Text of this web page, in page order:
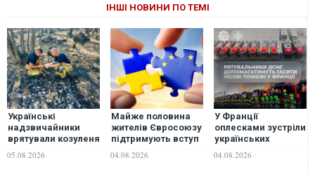
ІНШІ НОВИНИ ПО ТЕМІ
Українські
надзвичайники
врятували козуленя
масштабної лісової
05.08.2026
Майже половина
жителів Євросоюзу
підтримують вступ
але у Польщі та
04.08.2026
У Франції
оплесками зустріли
українських
04.08.2026